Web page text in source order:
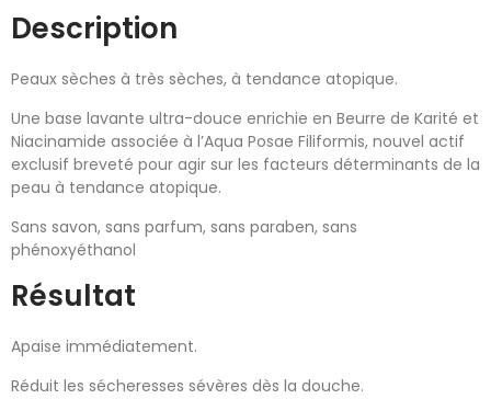
Description
Peaux sèches à très sèches, à tendance atopique.
Une base lavante ultra-douce enrichie en Beurre de Karité et
Niacinamide associée à l’Aqua Posae Filiformis, nouvel actif
exclusif breveté pour agir sur les facteurs déterminants de la
peau à tendance atopique.
Sans savon, sans parfum, sans paraben, sans
phénoxyéthanol
Résultat
Apaise immédiatement.
Réduit les sécheresses sévères dès la douche.